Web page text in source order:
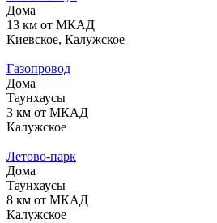
Дома
13 км от МКАД
Киевское, Калужское
Газопровод
Дома
Таунхаусы
3 км от МКАД
Калужское
Летово-парк
Дома
Таунхаусы
8 км от МКАД
Калужское